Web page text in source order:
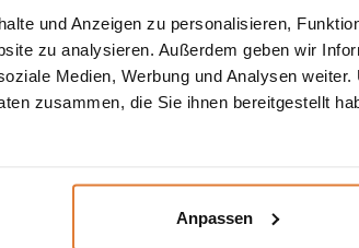
und Anzeigen zu personalisieren,
zu analysieren. Außerdem geben wir
Medien, Werbung und Analysen
zusammen, die Sie ihnen bereitgestellt
Anpassen
perfekt vor das Sofa oder in